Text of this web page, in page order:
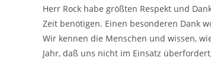
Herr Rock habe größten Respekt und
Zeit benötigen. Einen besonderen Dank
Wir kennen die Menschen und wissen,
Jahr, daß uns nicht im Einsatz